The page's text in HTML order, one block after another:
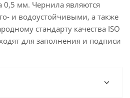
мм. Чернила являются
и водоустойчивыми, а также
стандарту качества ISO
для заполнения и подписи